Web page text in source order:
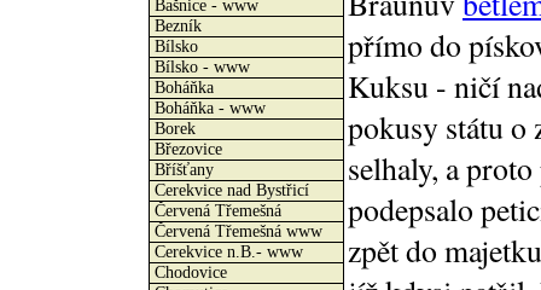
Bašnice - www
Bezník
Bílsko
Bílsko - www
Boháňka
Boháňka - www
Borek
Březovice
Bříšťany
Cerekvice nad Bystřicí
Červená Třemešná
Červená Třemešná www
Cerekvice n.B.- www
Chodovice
přímo do
Kuksu - ničí
pokusy státu
selhaly, a
podepsalo
zpět do